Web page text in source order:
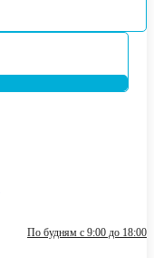
По будням с 9:00 до 18:00